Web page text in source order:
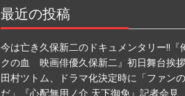
最近の投稿
今は亡き久保新二のドキュメンタリー!!『
クの血 映画俳優久保新二』初日舞台挨拶
田村ツトム、ドラマ化決定時に「ファン
だ」『心配無用ノ介 天下御免』記者会見